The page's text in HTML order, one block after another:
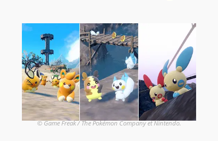
© Game Freak / The Pokémon Company et Nintendo.